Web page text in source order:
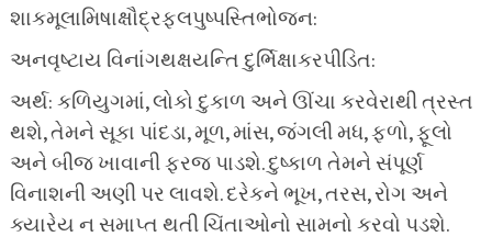
શાકમૂલામિષાક્ષૌદ્રફલપુષ્પસ્તિભોજન:
અનવૃષ્ટાય વિનાંગથક્ષયન્તિ દુર્ભિક્ષાકરપીડિત:
અર્થ: કળિયુગમાં, લોકો દુકાળ અને ઊંચા કરવેરાથી ત્રસ્ત
થશે, તેમને સૂકા પાંદડા, મૂળ, માંસ, જંગલી મધ, ફળો, ફૂલો
અને બીજ ખાવાની ફરજ પાડશે. દુષ્કાળ તેમને સંપૂર્ણ
વિનાશની અણી પર લાવશે. દરેકને ભૂખ, તરસ, રોગ અને
ક્યારેય ન સમાપ્ત થતી ચિંતાઓનો સામનો કરવો પડશે.